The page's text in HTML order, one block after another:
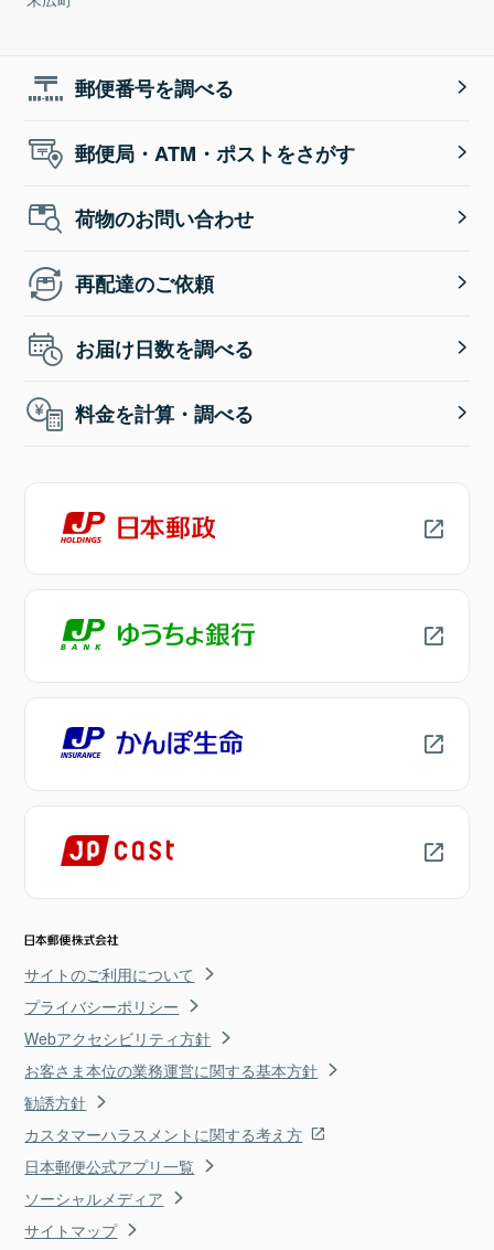
郵便番号を調べる
郵便局・ATM・ポストをさがす
荷物のお問い合わせ
再配達のご依頼
お届け日数を調べる
料金を計算・調べる
サイトのご利用について
プライバシーポリシー
Webアクセシビリティ方針
お客さま本位の業務運営に関する基本方針
勧誘方針
カスタマーハラスメントに関する考え方
日本郵便公式アプリ一覧
ソーシャルメディア
サイトマップ